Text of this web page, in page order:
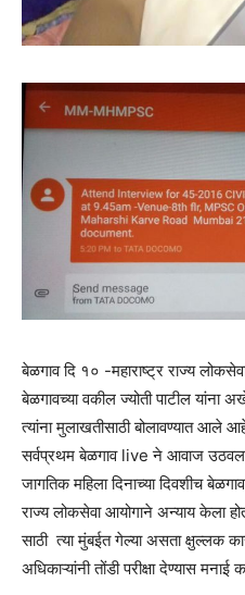
बेळगाव दि १० -महाराष्ट्र राज्य
बेळगावच्या वकील ज्योती पाटील यांना
त्यांना मुलाखतीसाठी बोलावण्यात आले
सर्वप्रथम बेळगाव live ने आवाज उठवला
जागतिक महिला दिनाच्या दिवशीच
राज्य लोकसेवा आयोगाने अन्याय केला
साठी त्या मुंबईत गेल्या असता क्षुल्लक
अधिकाऱ्यांनी तोंडी परीक्षा देण्यास